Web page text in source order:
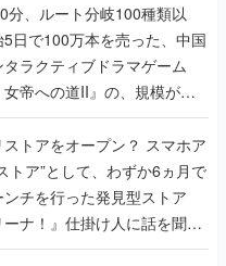
2人に訊く開発秘話
分、ルート分岐100種類以
日で100万本を売った、中国
ラクティブドラマゲーム
女帝への道II』の、規模が違
ロデューサーに聞いた
アをオープン？ スマホア
トア”として、わずか6ヵ月で
チを行った発見型ストア
ーナ！』仕掛け人に話を聞い